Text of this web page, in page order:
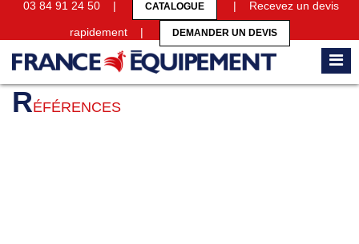
03 84 91 24 50 | CATALOGUE | Recevez un devis
rapidement | DEMANDER UN DEVIS
Accueil Références
RÉFÉRENCES